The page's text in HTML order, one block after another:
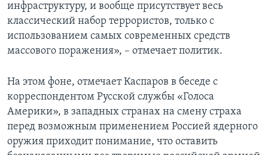
инфраструктуру, и вообще присутствует весь
классический набор террористов, только с
использованием самых современных средств
массового поражения», – отмечает политик.
На этом фоне, отмечает Каспаров в беседе с
корреспондентом Русской службы «Голоса
Америки», в западных странах на смену страха
перед возможным применением Россией ядерного
оружия приходит понимание, что оставить